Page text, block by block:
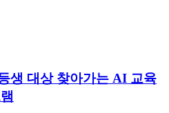
생 대상 찾아가는 AI 교육